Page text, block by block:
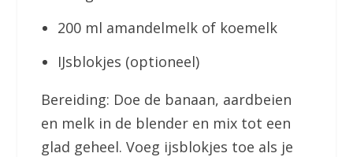
200 ml amandelmelk of koemelk
IJsblokjes (optioneel)
Bereiding: Doe de banaan, aardbeien
en melk in de blender en mix tot een
glad geheel. Voeg ijsblokjes toe als je